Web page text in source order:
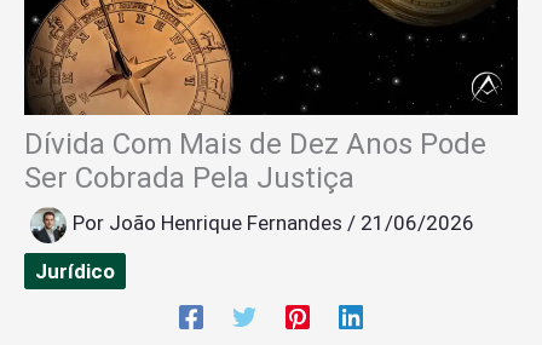
Dívida Com Mais de Dez Anos Pode
Ser Cobrada Pela Justiça
Por João Henrique Fernandes / 21/06/2026
Jurídico